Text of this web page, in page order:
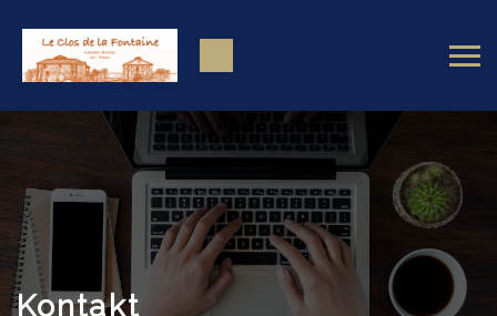
Kontakt